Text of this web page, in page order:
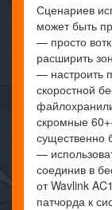
Сценариев
может быть
— просто
расширить
— настроить
скоростной
скромные
существенно
—
соединив в
от Wavlink
патчорда к